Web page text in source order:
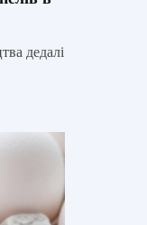
дедалі